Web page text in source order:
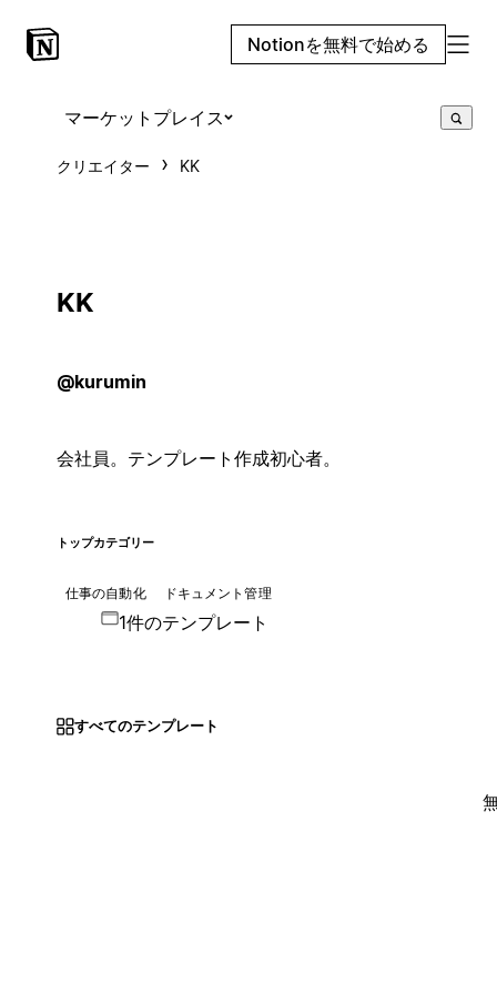
Notionを無料で始める
マーケットプレイス
クリエイター KK
KK
@kurumin
会社員。テンプレート作成初心者。
トップカテゴリー
仕事の自動化 ドキュメント管理
1件のテンプレート
すべてのテンプレート